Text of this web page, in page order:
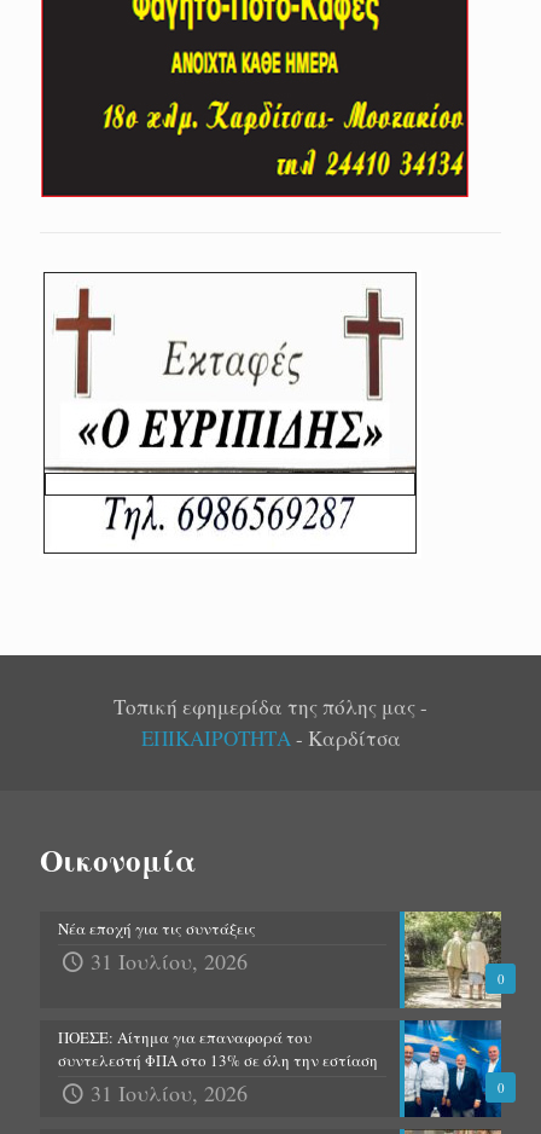
Τοπική εφημερίδα της πόλης μας -
ΕΠΙΚΑΙΡΟΤΗΤΑ- Καρδίτσα
Οικονομία
0
Νέα εποχή για τις συντάξεις
31 Ιουλίου, 2026
0
ΠΟΕΣΕ: Αίτημα για επαναφορά του
συντελεστή ΦΠΑ στο 13% σε όλη την εστίαση
31 Ιουλίου, 2026